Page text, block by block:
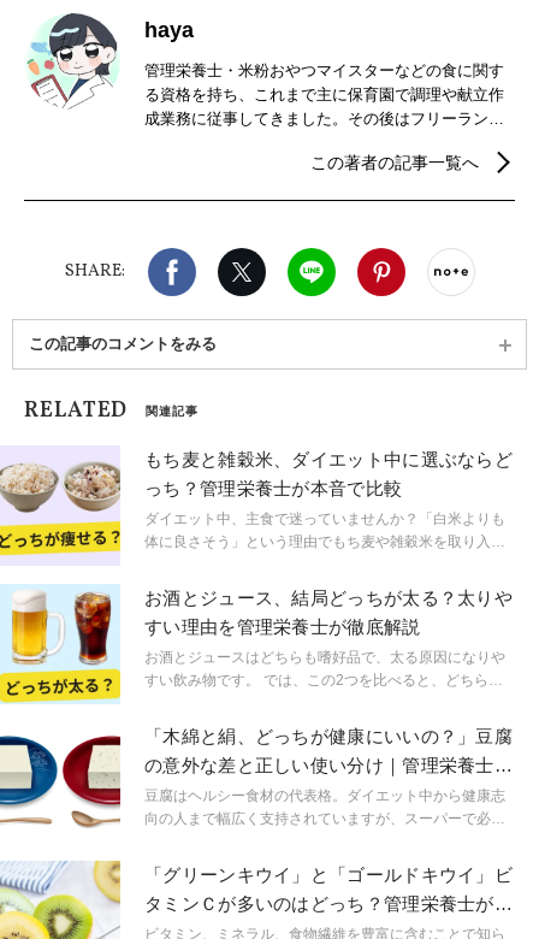
haya
管理栄養士・米粉おやつマイスターなどの食に関す
る資格を持ち、これまで主に保育園で調理や献立作
成業務に従事してきました。その後はフリーランス
シピ作成、栄養指導などのお仕事を中心に活動中で
この著者の記事一覧へ
SHARE:
Facebook X（旧twitter）
LINE Pinterest
この記事のコメントをみる
RELATED 関連記事
もち麦と雑穀米、ダイエット中に選ぶならど
っち？管理栄養士が本音で比較
ダイエット中、主食で迷っていませんか？「白米よりも
体に良さそう」という理由でもち麦や雑穀米を取り入れ
み、白米に比べて血糖値が上がりにくい主食として知ら
れていますが、「ダイエット中に選ぶならどちらが向い
ているの？」と悩む方も多いでしょう。 今回は管理栄養
士の視点から、もち麦と雑穀米をダイエット中の主食選
びという観点で比較し、それぞれの特徴と選び方を解説
お酒とジュース、結局どっちが太る？太りや
すい理由を管理栄養士が徹底解説
お酒とジュースはどちらも嗜好品で、太る原因になりや
すい飲み物です。 では、この2つを比べると、どちらの
ースで太りやすい理由と、どちらが太りやすいのかを解
説します。
「木綿と絹、どっちが健康にいいの？」豆腐
の意外な差と正しい使い分け｜管理栄養士が
解説
豆腐はヘルシー食材の代表格。ダイエット中から健康志
向の人まで幅広く支持されていますが、スーパーで必ず
り健康にいいの？」と迷ったことはありませんか？実は
この2つ、栄養や食感だけでなく作り方や食感、調理法に
よって適した用途が異なります。今回は、木綿と絹の意
外な差と、正しい使い分けを解説します。
「グリーンキウイ」と「ゴールドキウイ」ビ
タミンＣが多いのはどっち？管理栄養士が解
説
ビタミン、ミネラル、食物繊維を豊富に含むことで知ら